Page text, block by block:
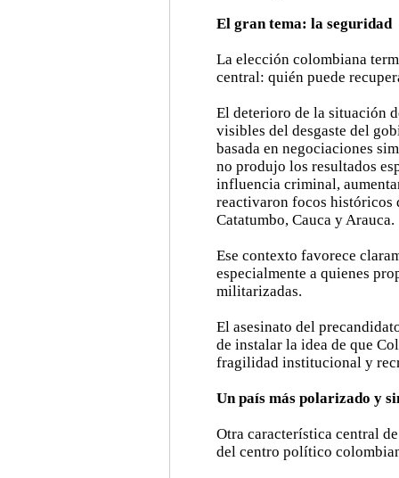
El gran tema: la seguridad
La elección colombiana
central: quién puede
El deterioro de la situación
visibles del desgaste del
basada en negociaciones
no produjo los resultados
influencia criminal,
reactivaron focos históricos
Catatumbo, Cauca y Arauca.
Ese contexto favorece
especialmente a quienes
militarizadas.
El asesinato del
de instalar la idea de que
fragilidad institucional y
Un país más polarizado y
Otra característica central
del centro político